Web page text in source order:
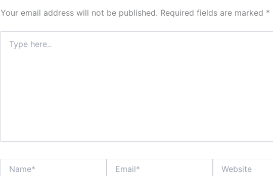
Your email address will not be published. Required fields are marked *
here..